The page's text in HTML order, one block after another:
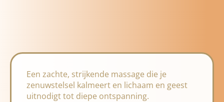
Een zachte, strijkende massage die je
zenuwstelsel kalmeert en lichaam en geest
uitnodigt tot diepe ontspanning.